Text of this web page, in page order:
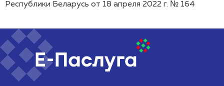
Республики Беларусь от 18 апреля 2022 г. № 164